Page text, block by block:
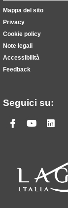
Mappa del sito
Privacy
Cookie policy
Note legali
Accessibilità
Feedback
Seguici su:
Facebook
Youtube